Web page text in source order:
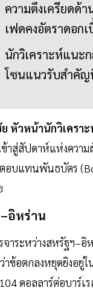
ความตึงเครียดด้
เฟดคงอัตราดอก
นักวิเคราะห์แนะ
โซนแนวรับสำคัญ
ย หัวหน้านักวิเครา
ข้าสู่สัปดาห์แห่งคว
อบแทนพันธบัตร
อิหร่าน
รจาระหว่างสหรัฐ
ข้อตกลงหยุดยิงอยู่
ดอลลาร์ต่อบาร์เร